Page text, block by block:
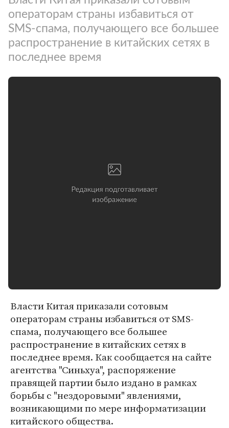
операторам страны избавиться от
SMS-спама, получающего все большее
распространение в китайских сетях в
последнее время
Власти Китая приказали сотовым
операторам страны избавиться от SMS-
спама, получающего все большее
распространение в китайских сетях в
последнее время. Как сообщается на сайте
агентства "Синьхуа", распоряжение
правящей партии было издано в рамках
борьбы с "нездоровыми" явлениями,
возникающими по мере информатизации
китайского общества.